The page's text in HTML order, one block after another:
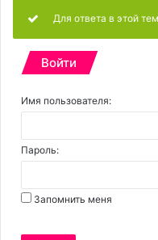
Для ответа в этой
Войти
Имя пользователя:
Пароль:
Запомнить меня